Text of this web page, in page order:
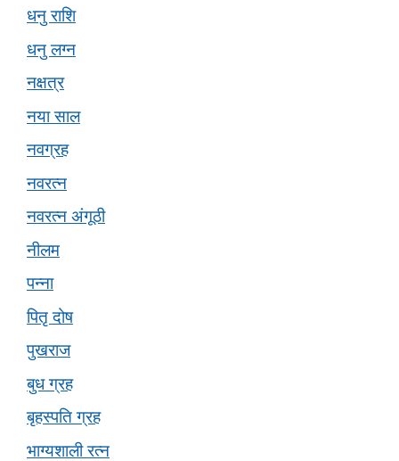
धनु राशि
धनु लग्न
नक्षत्र
नया साल
नवग्रह
नवरत्न
नवरत्न अंगूठी
नीलम
पन्ना
पितृ दोष
पुखराज
बुध ग्रह
बृहस्पति ग्रह
भाग्यशाली रत्न